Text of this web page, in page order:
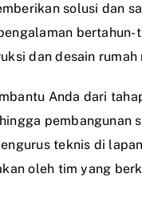
solusi dan
bertahun-
dan desain rumah
Anda dari
pembangunan
teknis di
oleh tim yang